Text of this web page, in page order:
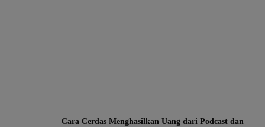
Cara Cerdas Menghasilkan Uang dari Podcast dan